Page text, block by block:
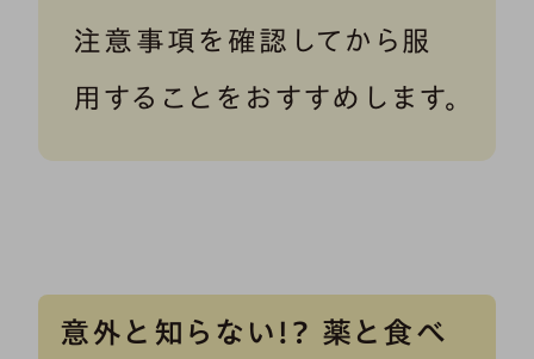
注意事項を確認してから服
用することをおすすめします。
意外と知らない!? 薬と食べ